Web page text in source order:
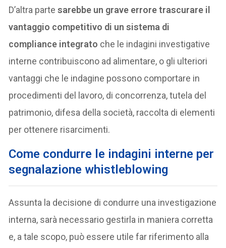
D’altra partesarebbe un grave errore trascurare il
vantaggio competitivo di un sistema di
compliance integrato che le indagini investigative
interne contribuiscono ad alimentare, o gli ulteriori
vantaggi che le indagine possono comportare in
procedimenti del lavoro, di concorrenza, tutela del
patrimonio, difesa della società, raccolta di elementi
per ottenere risarcimenti.
Come condurre le indagini interne per
segnalazione whistleblowing
Assunta la decisione di condurre una investigazione
interna, sarà necessario gestirla in maniera corretta
e, a tale scopo, può essere utile far riferimento alla